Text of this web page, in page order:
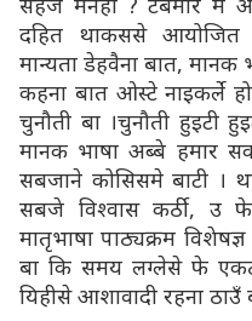
दहित थाकससे आयोजित
मान्यता डेहवैना बात, मानक
कहना बात ओस्टे नाइकर्ले
चुनौती बा ।चुनौती
मानक भाषा अब्बे हमार
सबजाने कोसिसमे बाटी ।
सबजे विश्वास कर्ठी, उ
मातृभाषा पाठ्यक्रम
बा कि समय लग्लेसे फे
यिहीसे आशावादी रहना ठाउँ